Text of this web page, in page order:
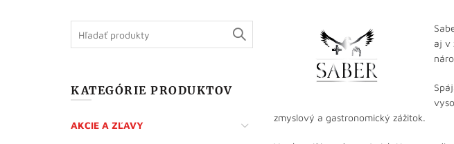
aj v
zmyslový a gastronomický zážitok.
for:
KATEGÓRIE PRODUKTOV
AKCIE A ZĽAVY